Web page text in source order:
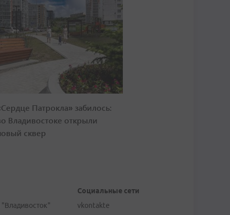
Патрокла» забилось:
Владивостоке открыли
сквер
"Владивосток"
Социальные сети
vkontakte